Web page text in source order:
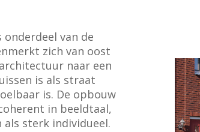
van de
zich van oost
naar een
is als straat
is. De opbouw
in beeldtaal,
sterk individueel.